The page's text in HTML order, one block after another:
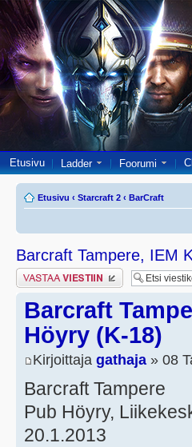
Etusivu Ladder Foorumi
Etusivu ‹ Starcraft 2 ‹ BarCraft
Barcraft Tampere, IEM
Lähetä vastaus
Barcraft
Höyry (K-18)
Kirjoittaja gathaja » 08
Barcraft Tampere
Pub Höyry,
20.1.2013